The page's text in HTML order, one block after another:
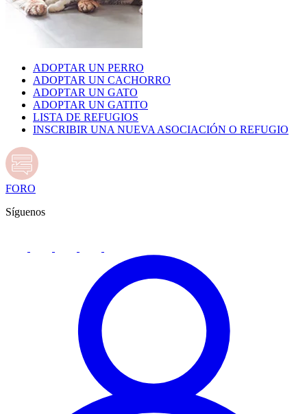
ADOPTAR UN PERRO
ADOPTAR UN CACHORRO
ADOPTAR UN GATO
ADOPTAR UN GATITO
LISTA DE REFUGIOS
INSCRIBIR UNA NUEVA ASOCIACIÓN O REFUGIO
FORO
Síguenos